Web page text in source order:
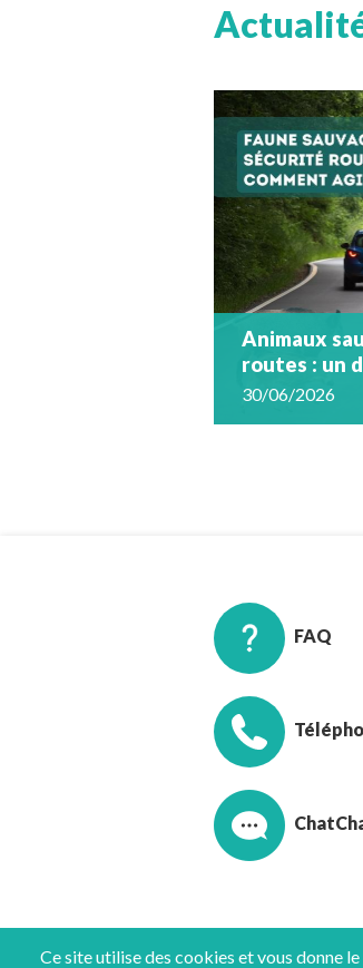
Animaux
routes : un
30/06/2026
Ce site utilise des cookies et vous donne
FAQ
Chat